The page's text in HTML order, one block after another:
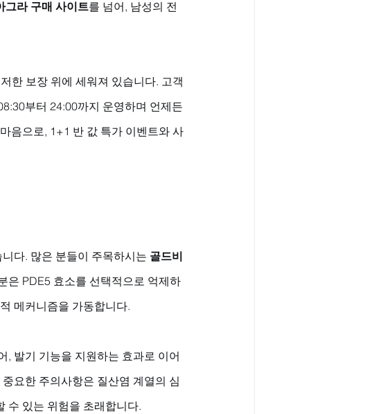
그라 구매 사이트를 넘어, 남성의 전
한 보장 위에 세워져 있습니다. 고객
부터 24:00까지 운영하며 언제든
음으로, 1+1 반 값 특가 이벤트와 사
다. 많은 분들이 주목하시는 골드비
은 PDE5 효소를 선택적으로 억제하
메커니즘을 가동합니다.
, 발기 기능을 지원하는 효과로 이어
요한 주의사항은 질산염 계열의 심
수 있는 위험을 초래합니다.